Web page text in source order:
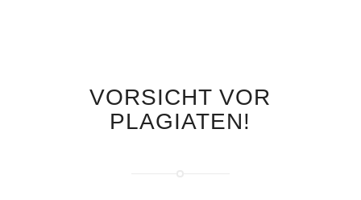
VORSICHT VOR
PLAGIATEN!